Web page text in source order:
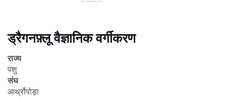
ड्रैगनफ़्लू वैज्ञानिक वर्गीकरण
राज्य
पशु
संघ
आर्थ्रोपोड़ा